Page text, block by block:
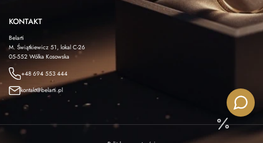
KONTAKT
Belarti
M. Świątkiewicz 51, lokal C-26
05-552 Wólka Kosowska
+48 694 553 444
kontakt@belarti.pl